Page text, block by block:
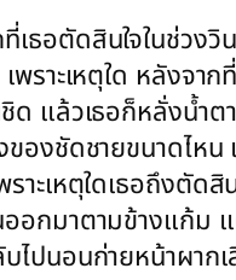
ธอตัดสินใจในช่วงวิ
พราะเหตุใด หลังจ
ด แล้วเธอก็หลั่งน้
องชัดชายขนาดไห
ราะเหตุใดเธอถึง
อกมาตามข้างแก้ม
ไปนอนก่ายหน้าผาก